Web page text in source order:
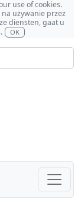
use of cookies.
na używanie przez
diensten, gaat u
OK